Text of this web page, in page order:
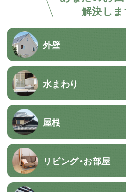
解決し
外壁
水まわり
屋根
リビング・お部屋